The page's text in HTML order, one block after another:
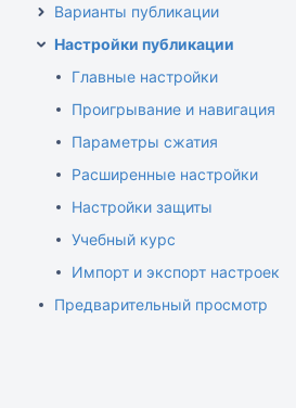
Варианты публикации
Настройки публикации
Главные настройки
Проигрывание и навигация
Параметры сжатия
Расширенные настройки
Настройки защиты
Учебный курс
Импорт и экспорт настроек
Предварительный просмотр